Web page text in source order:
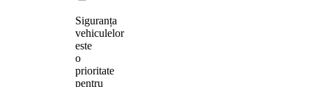
Siguranța
vehiculelor
este
o
prioritate
pentru